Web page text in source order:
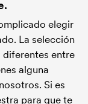
elegir
La selección
diferentes entre
alguna
Si es
para que te